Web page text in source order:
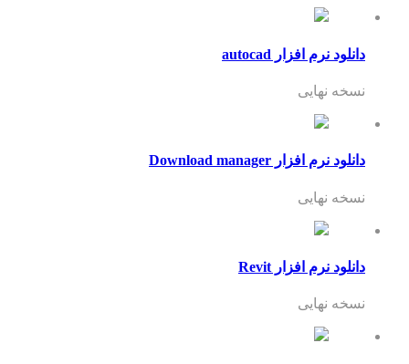
دانلود نرم افزار autocad
نسخه نهایی
دانلود نرم افزار Download manager
نسخه نهایی
دانلود نرم افزار Revit
نسخه نهایی